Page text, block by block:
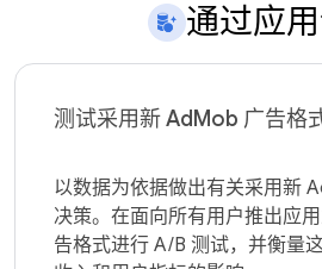
通过应
测试采用新 AdMob 广告格
以数据为依据做出有关采用新
决策。在面向所有用户推出应
告格式进行 A/B 测试，并衡量